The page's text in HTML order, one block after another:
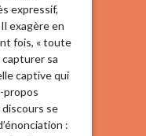
expressif,
exagère en
fois, « toute
capturer sa
captive qui
propos
se
: